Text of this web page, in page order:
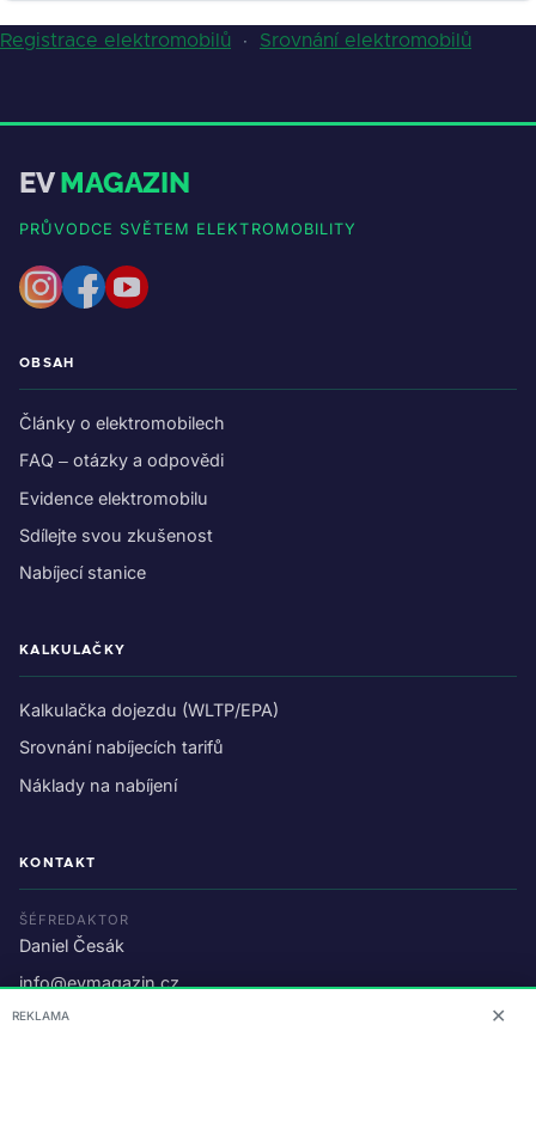
Registrace elektromobilů · Srovnání elektromobilů
EVMAGAZIN
PRŮVODCE SVĚTEM ELEKTROMOBILITY
OBSAH
Články o elektromobilech
FAQ – otázky a odpovědi
Evidence elektromobilu
Sdílejte svou zkušenost
Nabíjecí stanice
KALKULAČKY
Kalkulačka dojezdu (WLTP/EPA)
Srovnání nabíjecích tarifů
Náklady na nabíjení
KONTAKT
ŠÉFREDAKTOR
Daniel Česák
info@evmagazin.cz
O nás
REKLAMA ✕